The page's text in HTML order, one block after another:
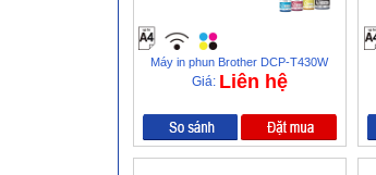
Máy in phun Brother DCP-T430W
Giá: Liên hệ